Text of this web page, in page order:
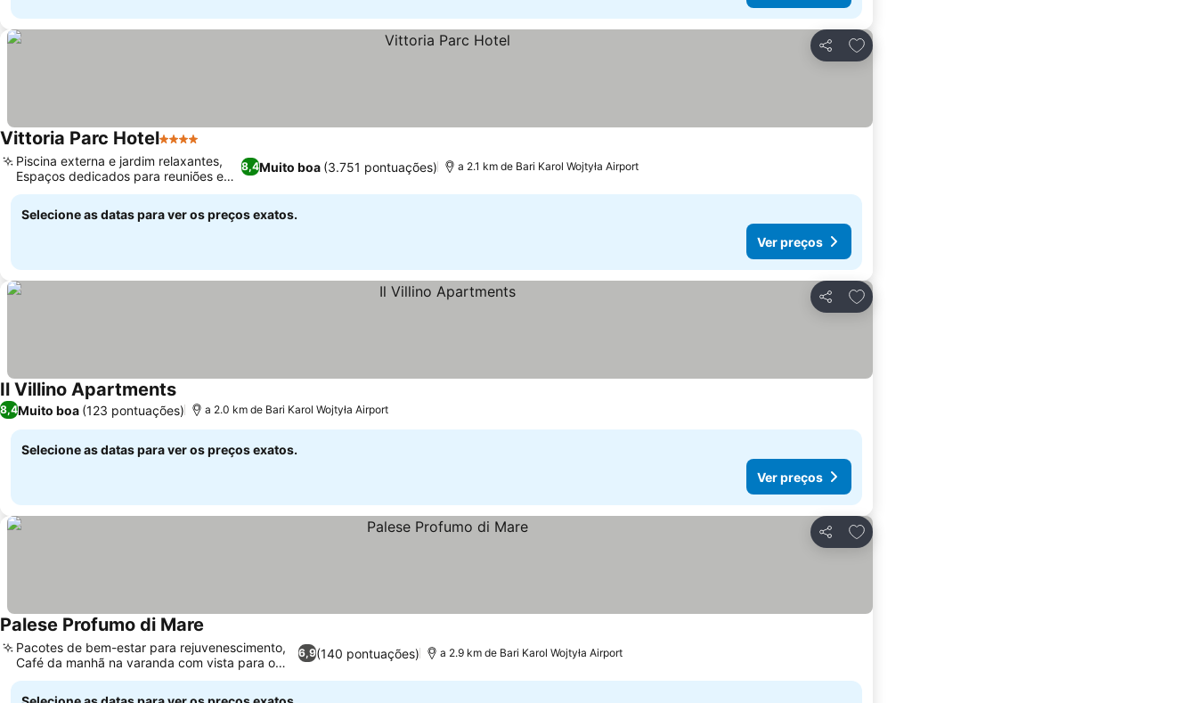
Partilhar
Adicionar aos favoritos
Vittoria Parc Hotel4 Estrelas
8,4Muito boa (3.751 pontuações)
Piscina externa e jardim relaxantes,
Espaços dedicados para reuniões e
eventos
a 2.1 km de Bari Karol Wojtyła Airport
Selecione as datas para ver os preços exatos.
Ver preços
Partilhar
Adicionar aos favoritos
Il Villino Apartments
8,4Muito boa (123 pontuações) a 2.0 km de Bari Karol Wojtyła Airport
Selecione as datas para ver os preços exatos.
Ver preços
Partilhar
Adicionar aos favoritos
Palese Profumo di Mare
6,9(140 pontuações)
Pacotes de bem-estar para rejuvenescimento,
Café da manhã na varanda com vista para o
mar
a 2.9 km de Bari Karol Wojtyła Airport